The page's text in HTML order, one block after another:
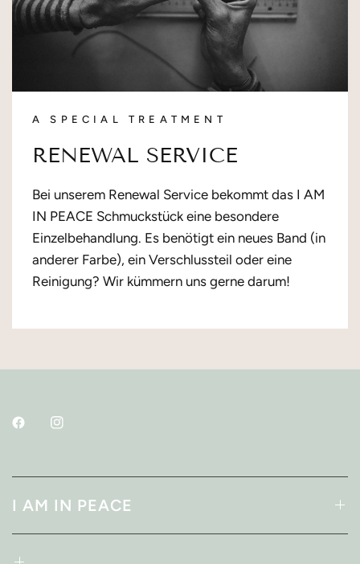
A SPECIAL TREATMENT
RENEWAL SERVICE
Bei unserem Renewal Service bekommt das I AM
IN PEACE Schmuckstück eine besondere
Einzelbehandlung. Es benötigt ein neues Band (in
anderer Farbe), ein Verschlussteil oder eine
Reinigung? Wir kümmern uns gerne darum!
I AM IN PEACE